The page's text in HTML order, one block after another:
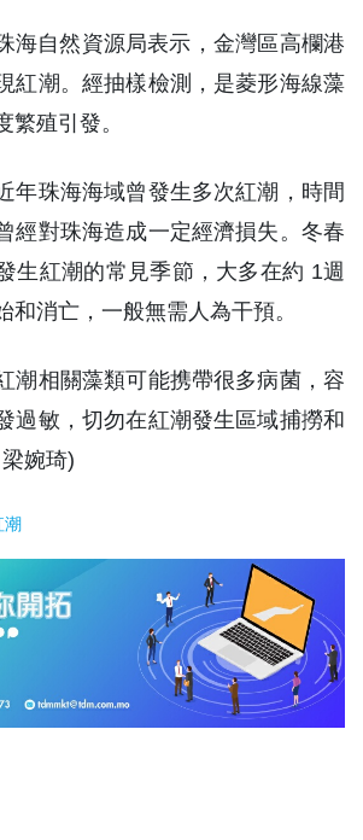
海自然資源局表示，金灣區高欄港
紅潮。經抽樣檢測，是菱形海線藻
繁殖引發。
年珠海海域曾發生多次紅潮，時間
經對珠海造成一定經濟損失。冬春
生紅潮的常見季節，大多在約 1週
和消亡，一般無需人為干預。
潮相關藻類可能携帶很多病菌，容
過敏，切勿在紅潮發生區域捕撈和
婉琦)
潮